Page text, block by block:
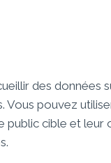
des données
pouvez
cible et leur